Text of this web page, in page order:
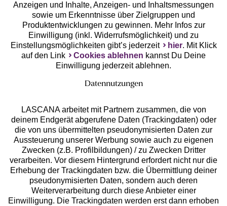
Unsere Apps
Services
Beratung
Über uns
Anzeigen und Inhalte, Anzeigen- und Inhaltsmessungen
sowie um Erkenntnisse über Zielgruppen und
Produktentwicklungen zu gewinnen. Mehr Infos zur
Einwilligung (inkl. Widerrufsmöglichkeit) und zu
Einstellungsmöglichkeiten gibt’s jederzeit
hier. Mit Klick
auf den Link
Cookies ablehnen kannst Du Deine
Einwilligung jederzeit ablehnen.
Datennutzungen
LASCANA arbeitet mit Partnern zusammen, die von
deinem Endgerät abgerufene Daten (Trackingdaten) oder
die von uns übermittelten pseudonymisierten Daten zur
Aussteuerung unserer Werbung sowie auch zu eigenen
Zwecken (z.B. Profilbildungen) / zu Zwecken Dritter
verarbeiten. Vor diesem Hintergrund erfordert nicht nur die
Erhebung der Trackingdaten bzw. die Übermittlung deiner
pseudonymisierten Daten, sondern auch deren
Weiterverarbeitung durch diese Anbieter einer
Einwilligung. Die Trackingdaten werden erst dann erhoben